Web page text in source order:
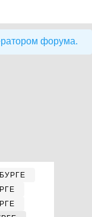
форума.